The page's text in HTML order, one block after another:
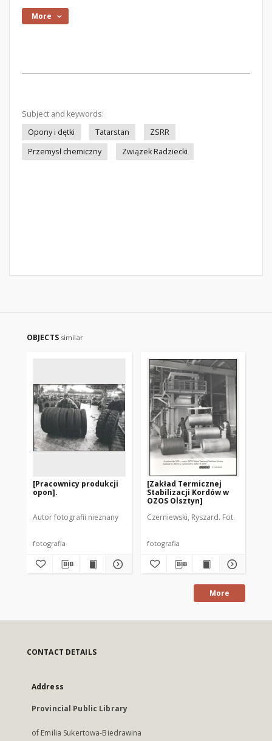
More
Subject and keywords:
Opony i dętki
Tatarstan
ZSRR
Przemysł chemiczny
Związek Radziecki
OBJECTS similar
[Pracownicy produkcji
opon].
Autor fotografii nieznany
fotografia
[Zakład Termicznej
Stabilizacji Kordów w
OZOS Olsztyn]
Czerniewski, Ryszard. Fot.
fotografia
More
CONTACT DETAILS
Address
Provincial Public Library
of Emilia Sukertowa-Biedrawina